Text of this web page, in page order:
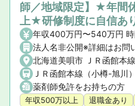
師／地域限定】★年間
上★研修制度に自信あ
法人名非公開※詳細はお問
北海道美唄市 ＪＲ函館本
ＪＲ函館本線（小樽-旭川
薬剤師免許をお持ちの方
年収500万以上 退職金あり